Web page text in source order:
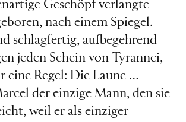
Geschöpf verlangte
nach einem Spiegel.
schlagfertig, aufbegehrend
jeden Schein von Tyrannei,
eine Regel: Die Laune …
der einzige Mann, den sie
weil er als einziger